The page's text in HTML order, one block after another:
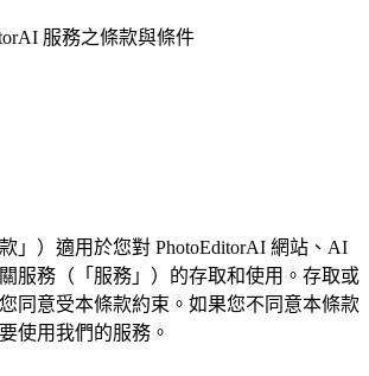
服務之條款與條件
」）適用於您對 PhotoEditorAI 網站、AI
服務（「服務」）的存取和使用。存取或
同意受本條款約束。如果您不同意本條款
使用我們的服務。